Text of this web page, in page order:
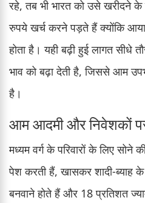
रहे, तब भी भारत को उसे खरीदने
रुपये खर्च करने पड़ते हैं क्योंकि
होता है। यही बढ़ी हुई लागत सीधे
भाव को बढ़ा देती है, जिससे आम
है।
आम आदमी और निवेशकों
मध्यम वर्ग के परिवारों के लिए सोने
पेश करती हैं, खासकर शादी-ब्याह
बनवाने होते हैं और 18 प्रतिशत